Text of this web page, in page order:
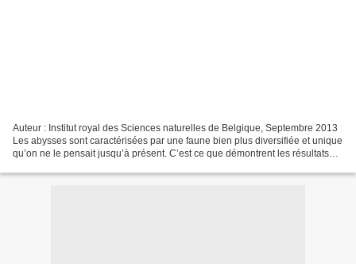
Auteur : Institut royal des Sciences naturelles de Belgique, Septembre 2013
Les abysses sont caractérisées par une faune bien plus diversifiée et unique
qu’on ne le pensait jusqu’à présent. C’est ce que démontrent les résultats